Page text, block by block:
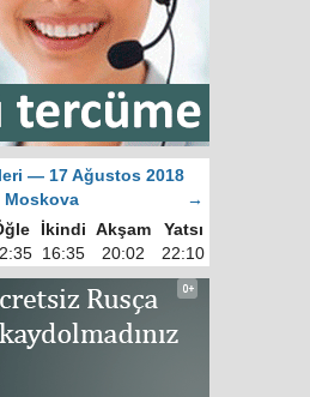
— 17 Ağustos 2018
Moskova
→
İkindi Akşam
Yatsı
16:35 20:02 22:10